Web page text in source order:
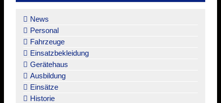
überspringen
News
Personal
Fahrzeuge
Einsatzbekleidung
Gerätehaus
Ausbildung
Einsätze
Historie